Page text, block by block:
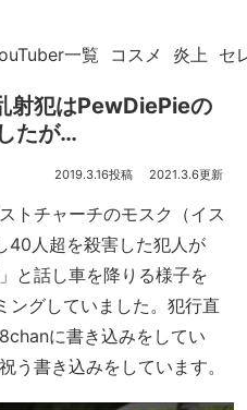
一覧 コスメ 炎上 セ
射犯はPewDiePieの
たが…
2019.3.16 2021.3.6
トチャーチのモスク（イス
40人超を殺害した犯人が
と話し車を降りる様子を
グしていました。犯行直
に書き込みをしてい
う書き込みをしています。